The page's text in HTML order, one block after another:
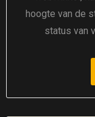
hoogte van de
status van